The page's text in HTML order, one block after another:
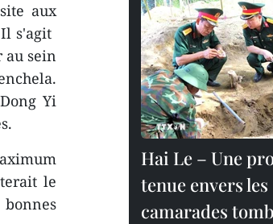
​aux
s'agit
​au sein
Yi
le
Hai Le – Une
tenue envers les
camarades